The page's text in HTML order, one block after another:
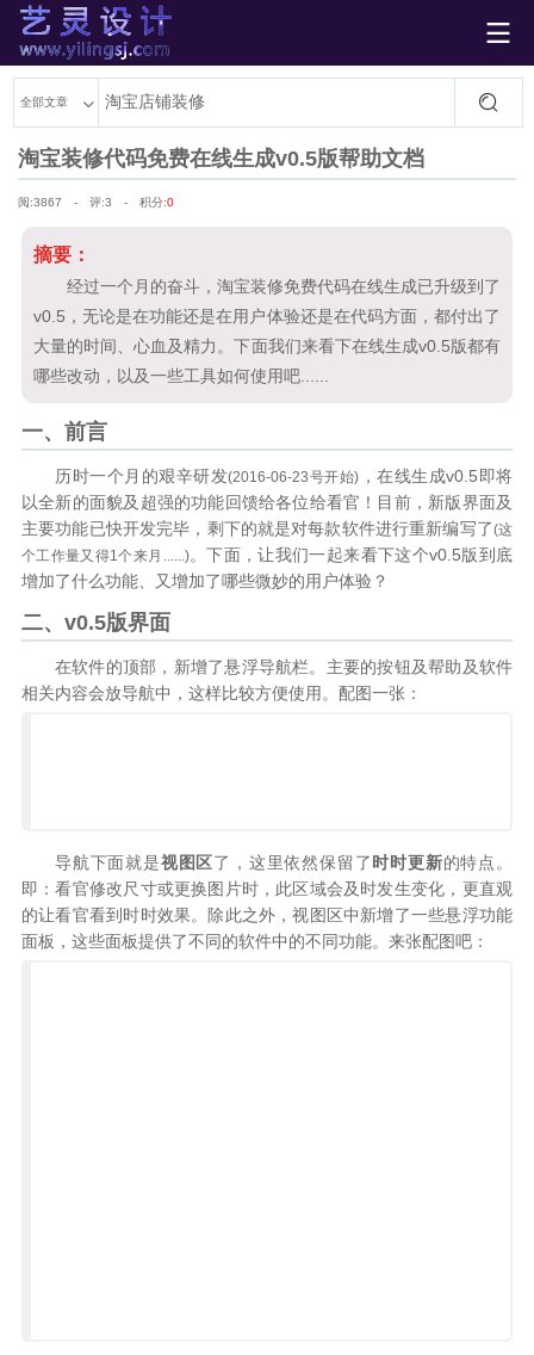
艺灵设计 
全部文章
淘宝装修代码免费在线生成v0.5版帮助文档
阅:3867 - 评:3 - 积分:0
摘要：
经过一个月的奋斗，淘宝装修免费代码在线生成已升级到了
v0.5，无论是在功能还是在用户体验还是在代码方面，都付出了
大量的时间、心血及精力。下面我们来看下在线生成v0.5版都有
哪些改动，以及一些工具如何使用吧......
一、前言
历时一个月的艰辛研发(2016-06-23号开始) ，在线生成v0.5即将
以全新的面貌及超强的功能回馈给各位给看官！目前，新版界面及
主要功能已快开发完毕，剩下的就是对每款软件进行重新编写了(这
个工作量又得1个来月......)。下面，让我们一起来看下这个v0.5版到底
增加了什么功能、又增加了哪些微妙的用户体验？
二、v0.5版界面
在软件的顶部，新增了悬浮导航栏。主要的按钮及帮助及软件
相关内容会放导航中，这样比较方便使用。配图一张：
导航下面就是视图区了，这里依然保留了 时时更新的特点。
即：看官修改尺寸或更换图片时，此区域会及时发生变化，更直观
的让看官看到时时效果。除此之外，视图区中新增了一些悬浮功能
面板，这些面板提供了不同的软件中的不同功能。来张配图吧：